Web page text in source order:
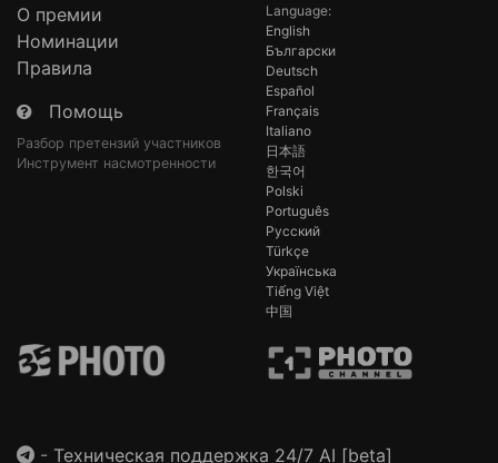
О премии
Номинации
Правила
Помощь
Разбор претензий участников
Инструмент насмотренности
Language:
English
Български
Deutsch
Español
Français
Italiano
日本語
한국어
Polski
Português
Русский
Türkçe
Українська
Tiếng Việt
中国
- Техническая поддержка 24/7 AI [beta]